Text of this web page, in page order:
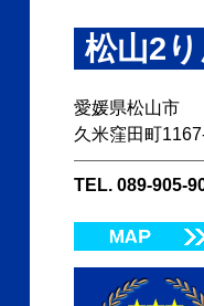
松山2
愛媛県松山市
久米窪田町
TEL. 089-905-